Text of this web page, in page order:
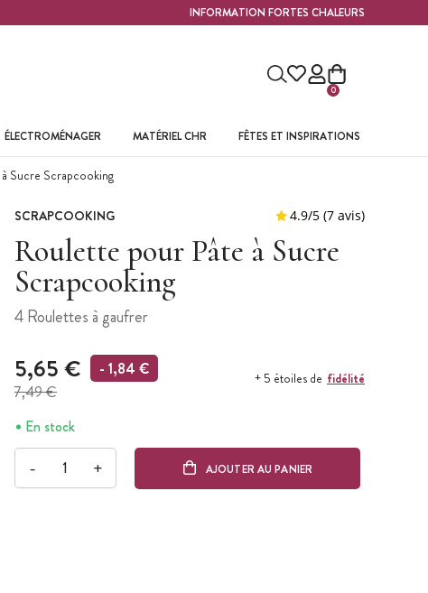
INFORMATION FORTES CHALEURS
0
ÉLECTROMÉNAGER MATÉRIEL CHR FÊTES ET INSPIRATIONS
Sucre Scrapcooking
SCRAPCOOKING
Roulette pour Pâte à Sucre
Scrapcooking
4 Roulettes à gaufrer
5,65 €
7,49 €
- 1,84 € + 5 étoiles de fidélité
En stock
- + AJOUTER AU PANIER